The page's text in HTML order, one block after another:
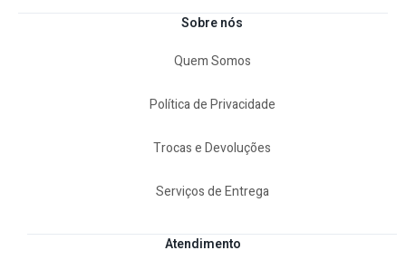
Atendimento
Sobre nós
Quem Somos
Política de Privacidade
Trocas e Devoluções
Serviços de Entrega